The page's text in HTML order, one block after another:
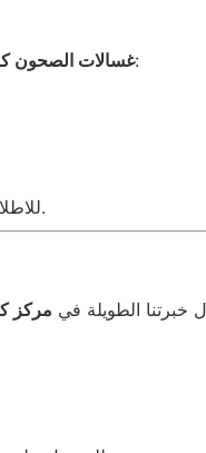
غسالات الصحونتحتاج إلى صيانة دورية للحفاظ على نظافة أطباقك وكفاءة الجهاز. من الأعطال الشائعة:
للاطلاع على المزيد عن غسالات الصحون، يمكنك زيارة الرابط التالي: غسالات الصحون.
خبرتنا الطويلة في مركز